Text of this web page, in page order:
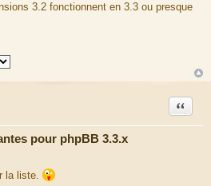
3.2 fonctionnent en 3.3 ou presque
pour phpBB 3.3.x
Citation
la liste.